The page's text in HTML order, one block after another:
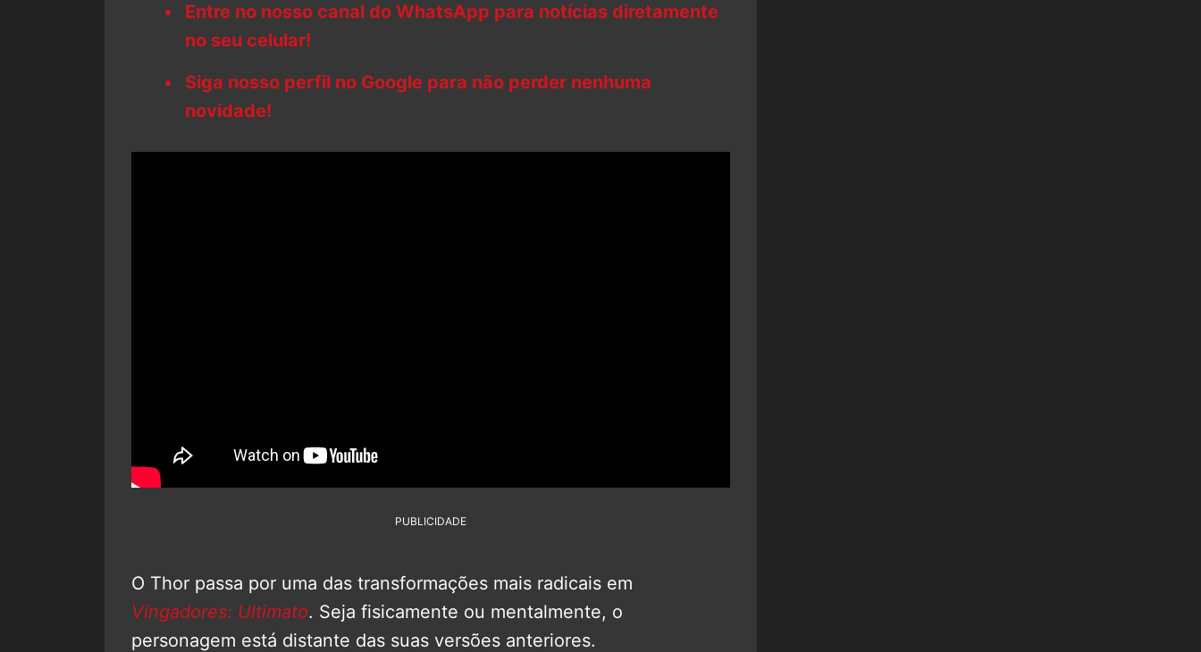
Entre no nosso canal do WhatsApp para notícias diretamente
no seu celular!
Siga nosso perfil no Google para não perder nenhuma
novidade!
PUBLICIDADE
O Thor passa por uma das transformações mais radicais em
Vingadores: Ultimato. Seja fisicamente ou mentalmente, o
personagem está distante das suas versões anteriores.